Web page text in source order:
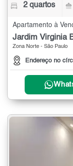
2 quartos
Jardim Virginia
Zona Norte - São Paulo
Endereço no